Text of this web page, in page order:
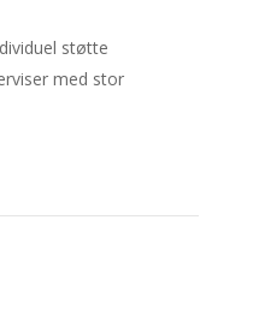
støtte
med stor